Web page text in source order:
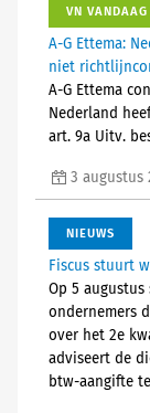
VN VANDAAG
A-G Ettema:
niet
A-G Ettema
Nederland
art. 9a Uitv.
3 augustus
NIEUWS
Fiscus stuurt
Op 5
ondernemers
over het 2e
adviseert de
btw-aangifte